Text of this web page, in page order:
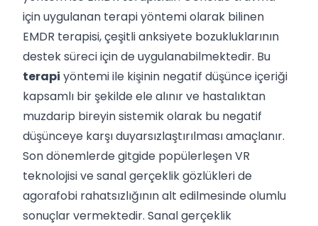
için uygulanan terapi yöntemi olarak bilinen
EMDR terapisi, çeşitli anksiyete bozukluklarının
destek süreci için de uygulanabilmektedir. Bu
terapi yöntemi ile kişinin negatif düşünce içeriği
kapsamlı bir şekilde ele alınır ve hastalıktan
muzdarip bireyin sistemik olarak bu negatif
düşünceye karşı duyarsızlaştırılması amaçlanır.
Son dönemlerde gitgide popülerleşen VR
teknolojisi ve sanal gerçeklik gözlükleri de
agorafobi rahatsızlığının alt edilmesinde olumlu
sonuçlar vermektedir. Sanal gerçeklik